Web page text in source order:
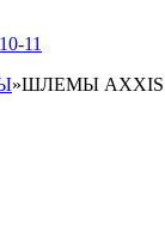
11
»ШЛЕМЫ AXXIS